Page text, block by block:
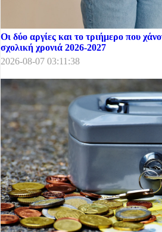
Οι δύο αργίες και το τριήμερο που
σχολική χρονιά 2026-2027
2026-08-07 03:11:38